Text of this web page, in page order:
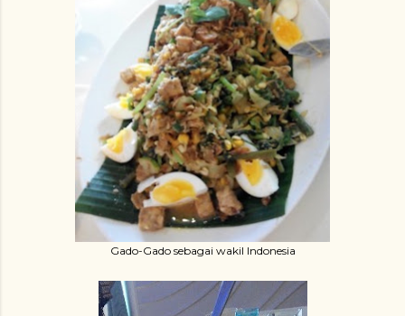
Gado-Gado sebagai wakil Indonesia